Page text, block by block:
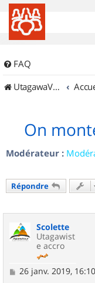
FAQ
UtagawaVTT (Randos VTT et VTTAE avec traces GPS)
On
Modérateur :
Répondre
Scolette
Utagawist
e accro
M
26 janv. 2019, 16:10